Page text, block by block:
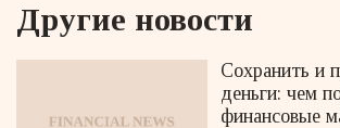
Другие новости
Сохранить и
деньги: чем
финансовые